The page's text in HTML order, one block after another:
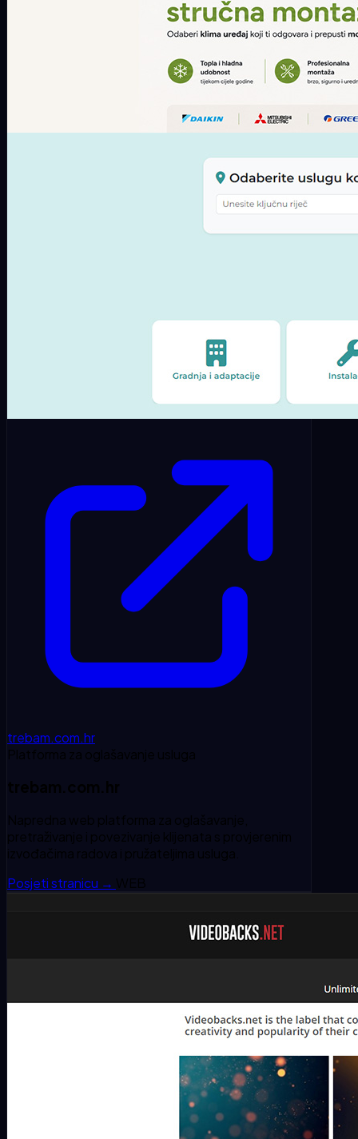
trebam.com.hr
Platforma za oglašavanje usluga
trebam.com.hr
Napredna web platforma za oglašavanje,
pretraživanje i povezivanje klijenata s provjerenim
izvođačima radova i pružateljima usluga.
Posjeti stranicu → WEB